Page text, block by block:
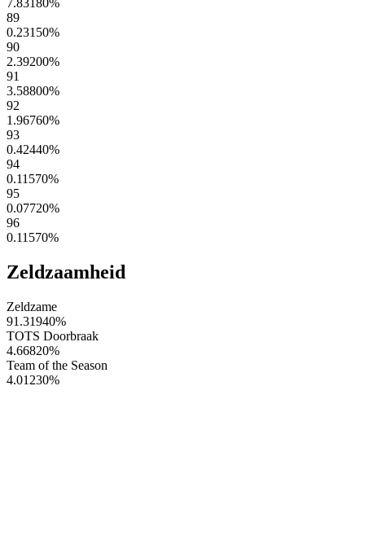
89
0.23150%
90
2.39200%
91
3.58800%
92
1.96760%
93
0.42440%
94
0.11570%
95
0.07720%
96
0.11570%
Zeldzaamheid
Zeldzame
91.31940%
TOTS Doorbraak
4.66820%
Team of the Season
4.01230%